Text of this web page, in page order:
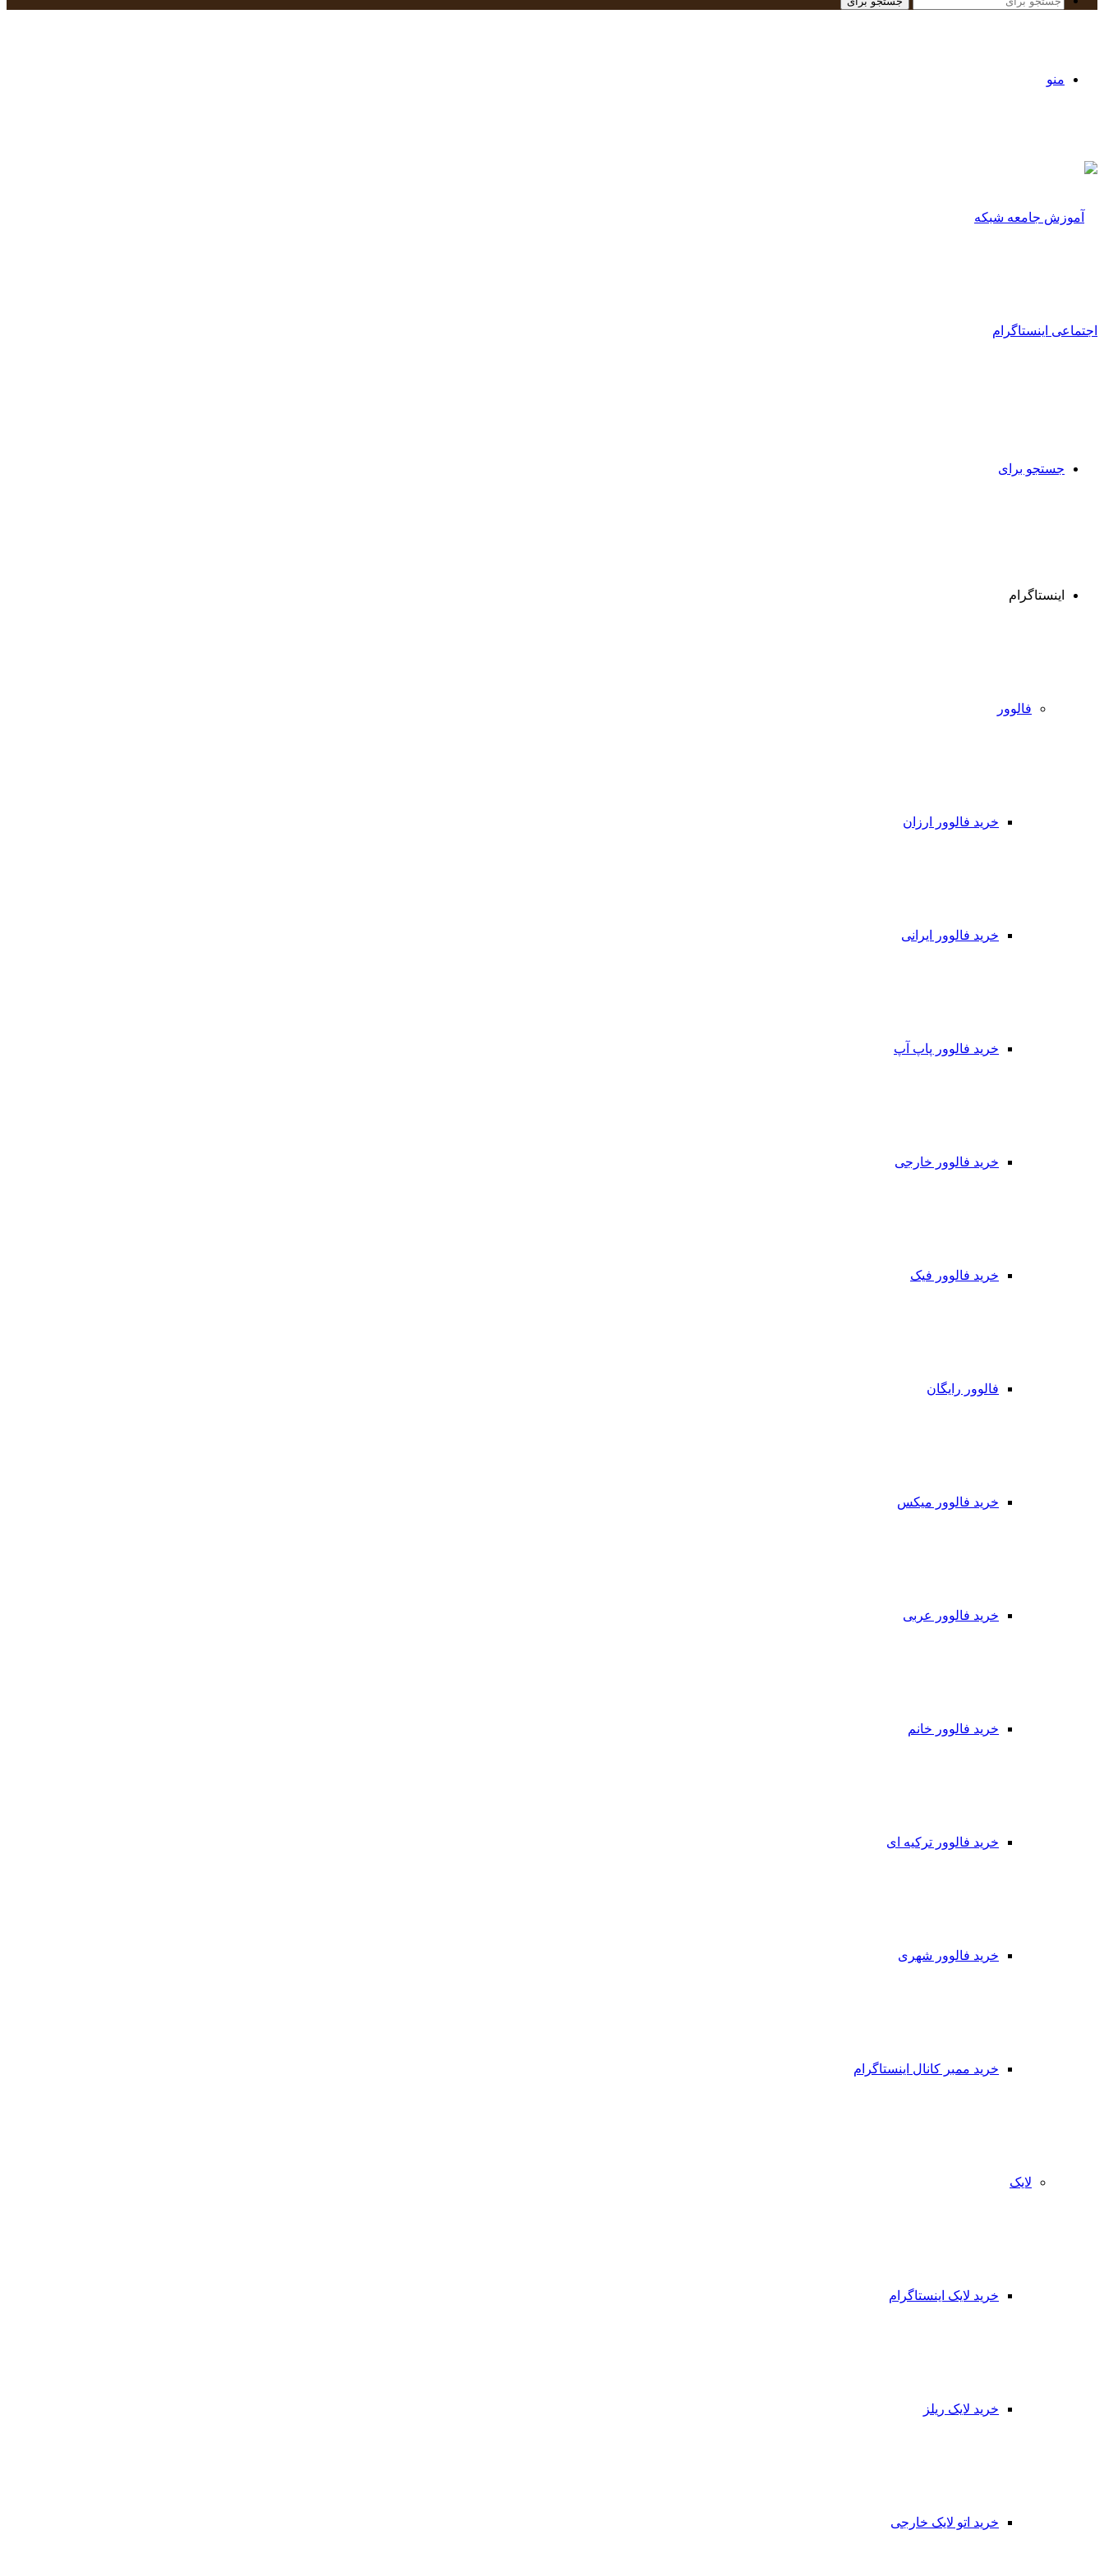
منو
جستجو برای
اینستاگرام
فالوور
خرید فالوور ارزان
خرید فالوور ایرانی
خرید فالوور پاپ آپ
خرید فالوور خارجی
خرید فالوور فیک
فالوور رایگان
خرید فالوور میکس
خرید فالوور عربی
خرید فالوور خانم
خرید فالوور ترکیه ای
خرید فالوور شهری
خرید ممبر کانال اینستاگرام
لایک
خرید لایک اینستاگرام
خرید لایک ریلز
خرید اتو لایک خارجی